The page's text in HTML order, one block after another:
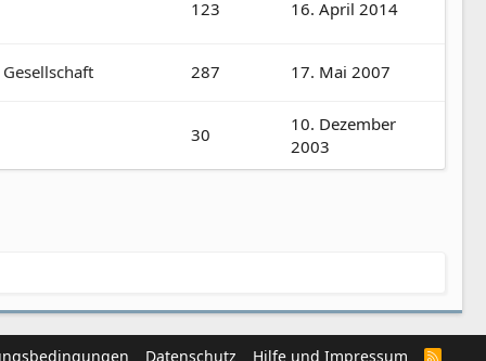
123 16. April 2014
287 17. Mai 2007
30
10. Dezember
2003
Datenschutz Hilfe und Impressum R